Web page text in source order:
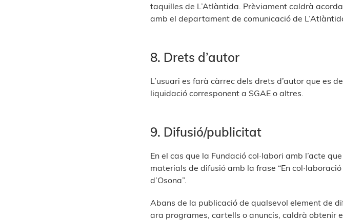
taquilles de L’Atlàntida. Prèviament caldrà
amb el departament de comunicació de
8. Drets d’autor
L’usuari es farà càrrec dels drets d’autor que es
liquidació corresponent a SGAE o altres.
9. Difusió/publicitat
En el cas que la Fundació col·labori amb l’acte
materials de difusió amb la frase “En
d’Osona”.
Abans de la publicació de qualsevol element de
ara programes, cartells o anuncis, caldrà obtenir